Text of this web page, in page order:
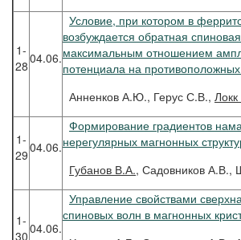
1-
2804.06.
Условие, при котором в
возбуждается обратная
максимальным отношением
потенциала на
Анненков А.Ю., Герус С.В.,
1-
2904.06.
Формирование градиентов
нерегулярных магнонных
Губанов В.А., Садовников А.В.,
1-
3004.06.
Управление свойствами
спиновых волн в магнонных